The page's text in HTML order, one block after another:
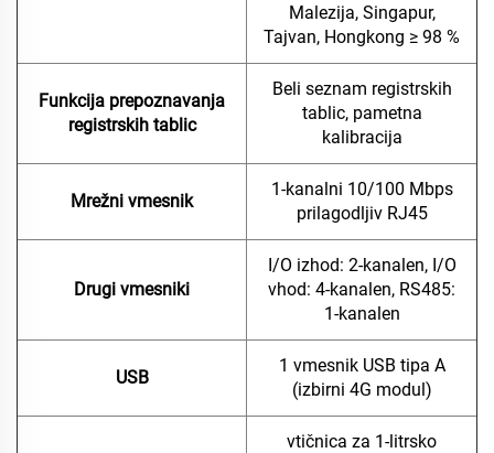
Malezija, Singapur,
Tajvan, Hongkong ≥ 98 %
Funkcija prepoznavanja
registrskih tablic
Beli seznam registrskih
tablic, pametna
kalibracija
Mrežni vmesnik
1-kanalni 10/100 Mbps
prilagodljiv RJ45
Drugi vmesniki
I/O izhod: 2-kanalen, I/O
vhod: 4-kanalen, RS485:
1-kanalen
USB
1 vmesnik USB tipa A
(izbirni 4G modul)
vtičnica za 1-litrsko